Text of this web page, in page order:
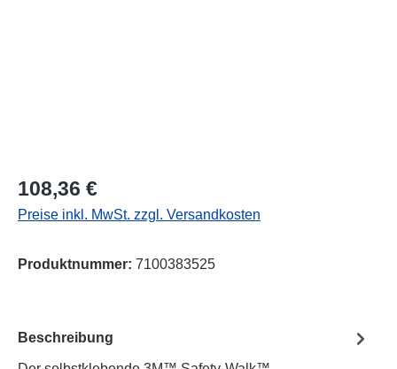
Regulärer Preis:
108,36 €
Preise inkl. MwSt. zzgl. Versandkosten
Produktnummer: 7100383525
Beschreibung